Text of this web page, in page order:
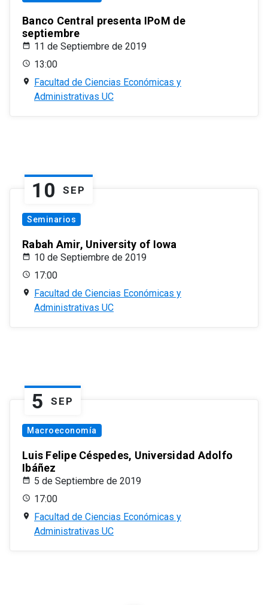
Banco Central presenta IPoM de
septiembre
11 de Septiembre de 2019
13:00
Facultad de Ciencias Económicas y
Administrativas UC
10 SEP
Seminarios
Rabah Amir, University of Iowa
10 de Septiembre de 2019
17:00
Facultad de Ciencias Económicas y
Administrativas UC
5 SEP
Macroeconomía
Luis Felipe Céspedes, Universidad Adolfo
Ibáñez
5 de Septiembre de 2019
17:00
Facultad de Ciencias Económicas y
Administrativas UC